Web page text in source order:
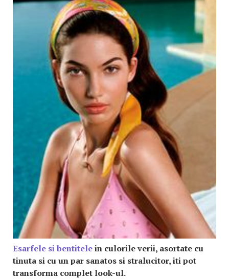
Esarfele si bentitelein culorile verii, asortate cu
tinuta si cu un par sanatos si stralucitor, iti pot
transforma complet look-ul.